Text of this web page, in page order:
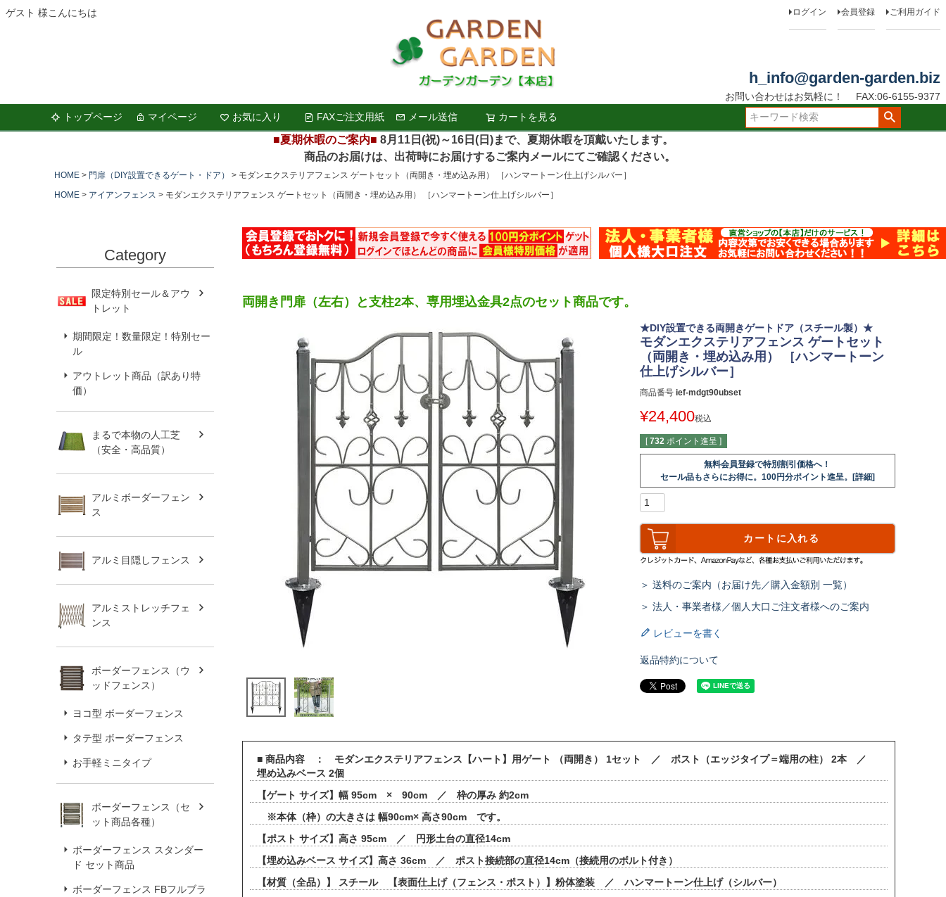
ゲスト 様こんにちは ログイン 会員登録 ご利用ガイド
h_info@garden-garden.biz
お問い合わせはお気軽に！
FAX:06-6155-9377
トップページ
マイページ お気に入り FAXご注文用紙 メール送信 カートを見る
検索
■夏期休暇のご案内■ 8月11日(祝)～16日(日)まで、夏期休暇を頂戴いたします。
商品のお届けは、出荷時にお届けするご案内メールにてご確認ください。
HOME 門扉（DIY設置できるゲート・ドア）
モダンエクステリアフェンス ゲートセット（両開き・埋め込み用） ［ハンマートーン仕上げシルバー］
HOME
アイアンフェンス モダンエクステリアフェンス ゲートセット（両開き・埋め込み用） ［ハンマートーン仕上げシルバー］
Category
限定特別セール＆アウ
トレット
期間限定！数量限定！特別セー
ル
アウトレット商品（訳あり特
価）
まるで本物の人工芝
（安全・高品質）
アルミボーダーフェン
ス
アルミ目隠しフェンス
アルミストレッチフェ
ンス
ボーダーフェンス（ウ
ッドフェンス）
ヨコ型 ボーダーフェンス
タテ型 ボーダーフェンス
お手軽ミニタイプ
ボーダーフェンス（セ
ット商品各種）
ボーダーフェンス スタンダー
ド セット商品
ボーダーフェンス FBフルブラ
両開き門扉（左右）と支柱2本、専用埋込金具2点のセット商品です。
★DIY設置できる両開きゲートドア（スチール製）★
モダンエクステリアフェンス ゲートセット
（両開き・埋め込み用） ［ハンマートーン
仕上げシルバー］
商品番号 ief-mdgt90ubset
¥24,400税込
[ 732 ポイント進呈 ]
無料会員登録で特別割引価格へ！
セール品もさらにお得に。100円分ポイント進呈。[詳細]
カートに入れる
＞ 送料のご案内（お届け先／購入金額別 一覧）
＞ 法人・事業者様／個人大口ご注文者様へのご案内
レビューを書く
返品特約について
■ 商品内容 ： モダンエクステリアフェンス【ハート】用ゲート （両開き） 1セット ／ ポスト（エッジタイプ＝端用の柱） 2本 ／
埋め込みベース 2個
【ゲート サイズ】幅 95cm × 90cm ／ 枠の厚み 約2cm
※本体（枠）の大きさは 幅90cm× 高さ90cm です。
【ポスト サイズ】高さ 95cm ／ 円形土台の直径14cm
【埋め込みベース サイズ】高さ 36cm ／ ポスト接続部の直径14cm（接続用のボルト付き）
【材質（全品）】 スチール 【表面仕上げ（フェンス・ポスト）】粉体塗装 ／ ハンマートーン仕上げ（シルバー）